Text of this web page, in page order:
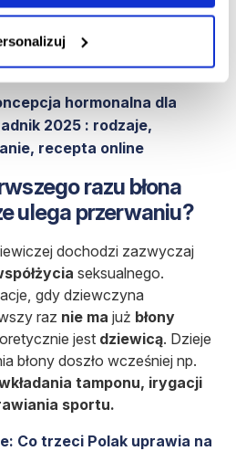
sitowatą, która prawie
do pochwy, przez co zdarza
hormonalna dla
2025 : rodzaje,
recepta online
razu błona
ulega przerwaniu?
dochodzi zazwyczaj
seksualnego.
gdy dziewczyna
raz nie ma już błony
jest dziewicą. Dzieje
błony doszło wcześniej np.
tamponu, irygacji
sportu.
Co trzeci Polak uprawia na